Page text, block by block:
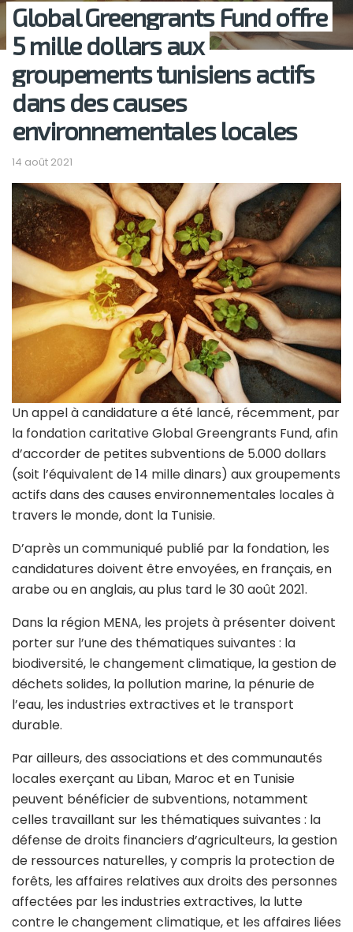
Global Greengrants Fund offre
5 mille dollars aux
groupements tunisiens actifs
dans des causes
environnementales locales
14 août 2021
Un appel à candidature a été lancé, récemment, par
la fondation caritative Global Greengrants Fund, afin
d’accorder de petites subventions de 5.000 dollars
(soit l’équivalent de 14 mille dinars) aux groupements
actifs dans des causes environnementales locales à
travers le monde, dont la Tunisie.
D’après un communiqué publié par la fondation, les
candidatures doivent être envoyées, en français, en
arabe ou en anglais, au plus tard le 30 août 2021.
Dans la région MENA, les projets à présenter doivent
porter sur l’une des thématiques suivantes : la
biodiversité, le changement climatique, la gestion de
déchets solides, la pollution marine, la pénurie de
l’eau, les industries extractives et le transport
durable.
Par ailleurs, des associations et des communautés
locales exerçant au Liban, Maroc et en Tunisie
peuvent bénéficier de subventions, notamment
celles travaillant sur les thématiques suivantes : la
défense de droits financiers d’agriculteurs, la gestion
de ressources naturelles, y compris la protection de
forêts, les affaires relatives aux droits des personnes
affectées par les industries extractives, la lutte
contre le changement climatique, et les affaires liées